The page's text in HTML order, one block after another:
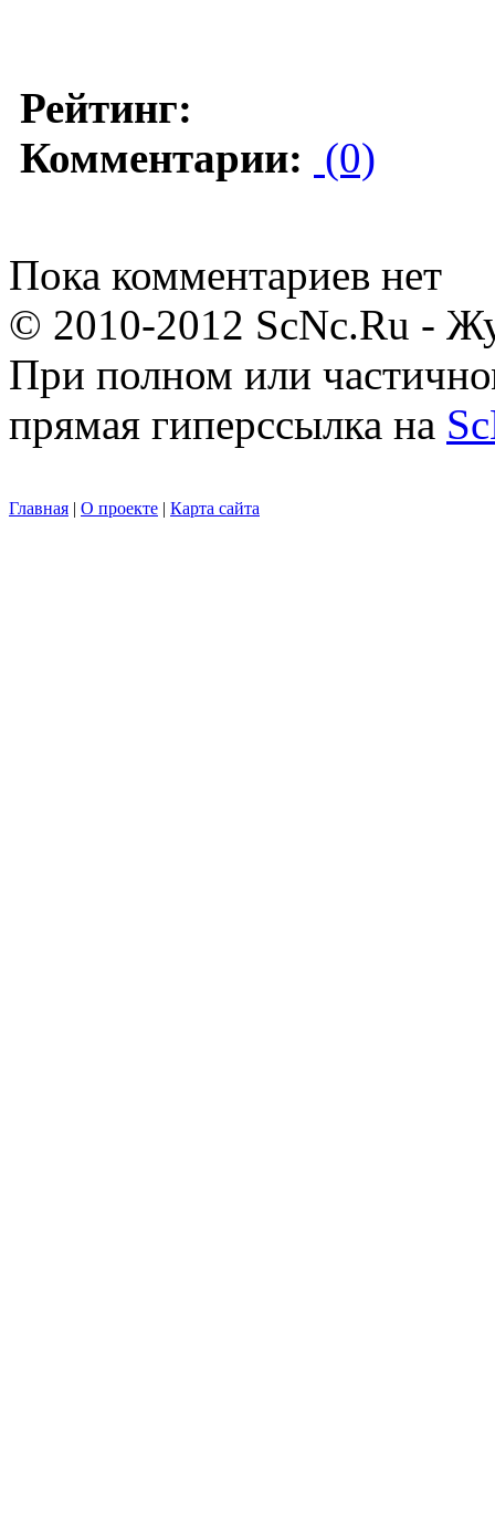
Рейтинг:
Комментарии: (0)
Пока комментариев нет
© 2010-2012 ScNc.Ru -
При полном или
прямая гиперссылка на
Главная | О проекте | Карта сайта